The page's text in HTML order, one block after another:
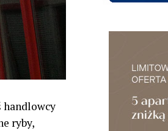
handlowcy
ryby,